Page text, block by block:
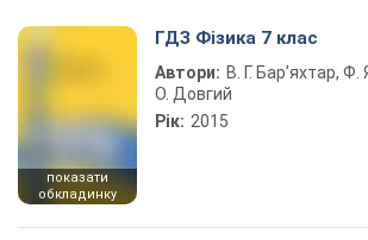
показати
обкладинку
ГДЗ Фізика 7 клас
Автори: В. Г. Бар’яхтар,
О. Довгий
Рік: 2015